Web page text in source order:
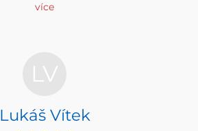
více
LV
Lukáš Vítek